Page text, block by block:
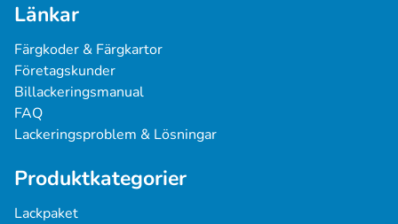
Länkar
Färgkoder & Färgkartor
Företagskunder
Billackeringsmanual
FAQ
Lackeringsproblem & Lösningar
Produktkategorier
Lackpaket